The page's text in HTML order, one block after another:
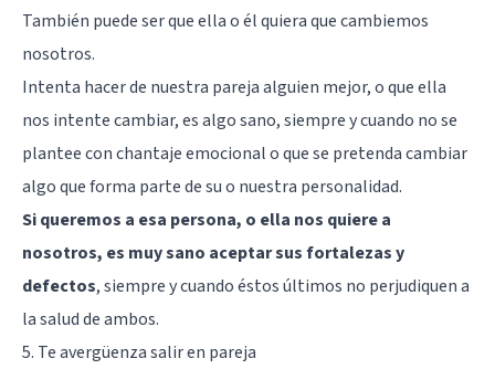
También puede ser que ella o él quiera que cambiemos
nosotros.
Intenta hacer de nuestra pareja alguien mejor, o que ella
nos intente cambiar, es algo sano, siempre y cuando no se
plantee con chantaje emocional o que se pretenda cambiar
algo que forma parte de su o nuestra personalidad.
Si queremos a esa persona, o ella nos quiere a
nosotros, es muy sano aceptar sus fortalezas y
defectos, siempre y cuando éstos últimos no perjudiquen a
la salud de ambos.
5. Te avergüenza salir en pareja